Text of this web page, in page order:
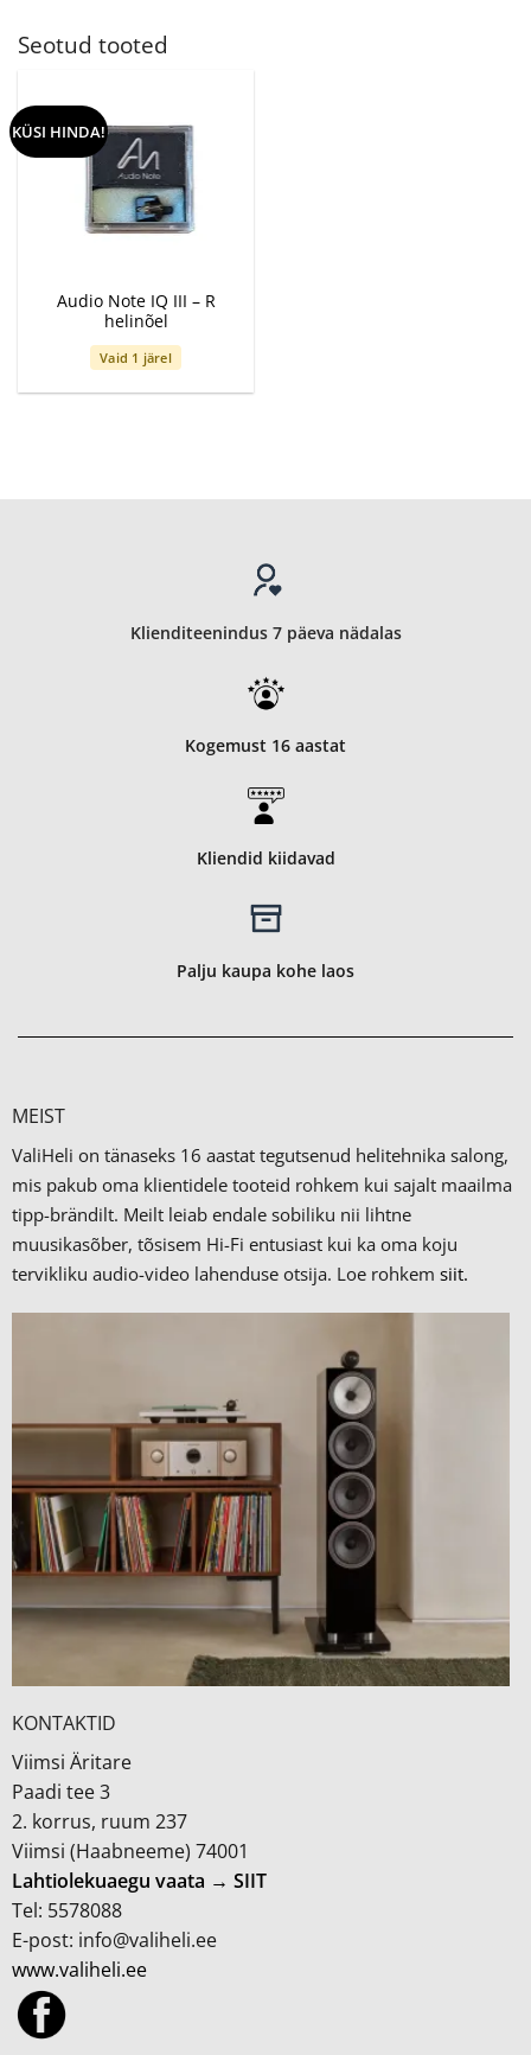
Seotud tooted
KÜSI HINDA!
Audio Note IQ III – R
helinõel
Vaid 1 järel
Klienditeenindus 7 päeva nädalas
Kogemust 16 aastat
Kliendid kiidavad
Palju kaupa kohe laos
MEIST
ValiHeli on tänaseks 16 aastat tegutsenud helitehnika salong,
mis pakub oma klientidele tooteid rohkem kui sajalt maailma
tipp-brändilt. Meilt leiab endale sobiliku nii lihtne
muusikasõber, tõsisem Hi-Fi entusiast kui ka oma koju
tervikliku audio-video lahenduse otsija. Loe rohkem siit.
KONTAKTID
Viimsi Äritare
Paadi tee 3
2. korrus, ruum 237
Viimsi (Haabneeme) 74001
Lahtiolekuaegu vaata → SIIT
Tel: 5578088
E-post: info@valiheli.ee
www.valiheli.ee